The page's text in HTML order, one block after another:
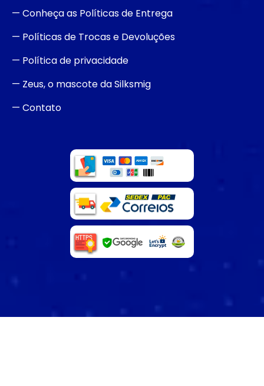
— Conheça as Políticas de Entrega
— Políticas de Trocas e Devoluções
— Política de privacidade
— Zeus, o mascote da Silksmig
— Contato